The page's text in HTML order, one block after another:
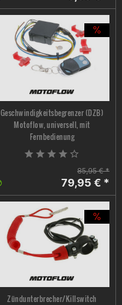
Geschwindigkeitsbegrenzer (DZB)
Motoflow, universell, mit
Fernbedienung
85,95 € *
79,95 € *
Zündunterbrecher/Killswitch